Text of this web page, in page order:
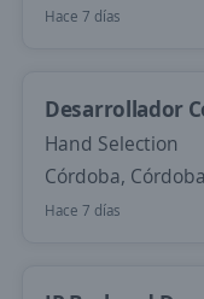
Hace 7 días
Desarrollador
Hand Selection
Córdoba, Córdoba
Hace 7 días